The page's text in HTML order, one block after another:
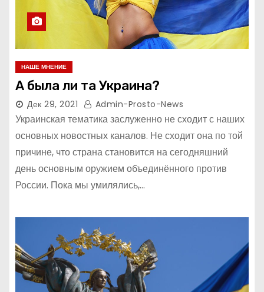
НАШЕ МНЕНИЕ
А была ли та Украина?
Дек 29, 2021 Admin-Prosto-News
Украинская тематика заслуженно не сходит с наших
основных новостных каналов. Не сходит она по той
причине, что страна становится на сегодняшний
день основным оружием объединённого против
России. Пока мы умилялись,…